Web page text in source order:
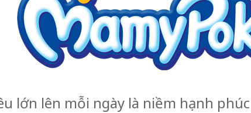
lớn lên mỗi ngày là niềm hạnh